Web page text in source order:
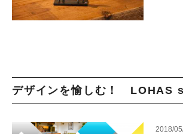
デザインを愉しむ！
2018/